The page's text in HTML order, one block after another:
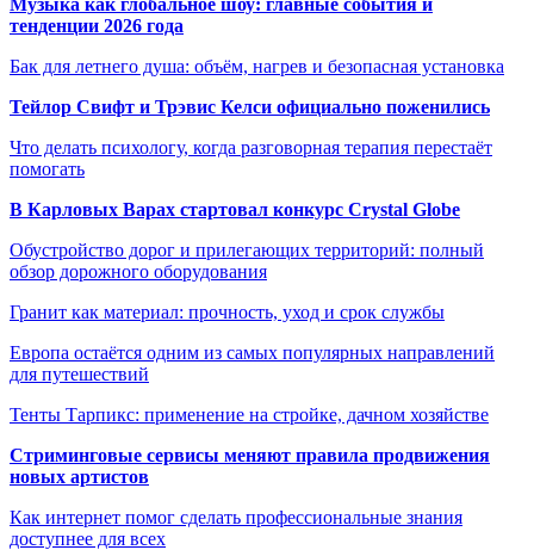
тенденции 2026 года
Бак для летнего душа: объём, нагрев и безопасная установка
Тейлор Свифт и Трэвис Келси официально поженились
Что делать психологу, когда разговорная терапия перестаёт
помогать
В Карловых Варах стартовал конкурс Crystal Globe
Обустройство дорог и прилегающих территорий: полный
обзор дорожного оборудования
Гранит как материал: прочность, уход и срок службы
Европа остаётся одним из самых популярных направлений
для путешествий
Тенты Тарпикс: применение на стройке, дачном хозяйстве
Стриминговые сервисы меняют правила продвижения
новых артистов
Как интернет помог сделать профессиональные знания
доступнее для всех